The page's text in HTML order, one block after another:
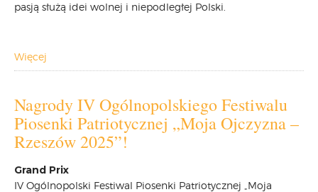
pasją służą idei wolnej i niepodległej Polski.
Więcej
Nagrody IV Ogólnopolskiego Festiwalu
Piosenki Patriotycznej „Moja Ojczyzna –
Rzeszów 2025”!
Grand Prix
IV Ogólnopolski Festiwal Piosenki Patriotycznej „Moja